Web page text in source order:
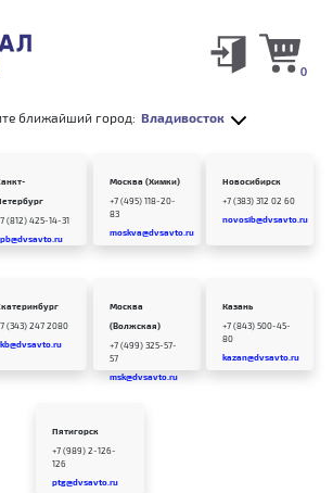
ближайший город: Владивосток
0
(812) 425-14-31
Москва (Химки)
+7 (495) 118-20-
83
moskva@dvsavto.ru
Новосибирск
+7 (383) 312 02 60
novosib@dvsavto.ru
(343) 247 2080
Москва
(Волжская)
+7 (499) 325-57-
57
msk@dvsavto.ru
Казань
+7 (843) 500-45-
80
kazan@dvsavto.ru
Пятигорск
+7 (989) 2-126-
126
ptg@dvsavto.ru